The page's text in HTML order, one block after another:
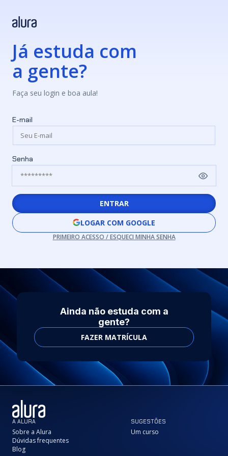
Já estuda com
a gente?
Faça seu login e boa aula!
E-mail
Senha
ENTRAR
LOGAR COM GOOGLE
PRIMEIRO ACESSO / ESQUECI MINHA SENHA
Ainda não estuda com a
gente?
FAZER MATRÍCULA
A ALURA
Sobre a Alura
Dúvidas frequentes
Blog
SUGESTÕES
Um curso